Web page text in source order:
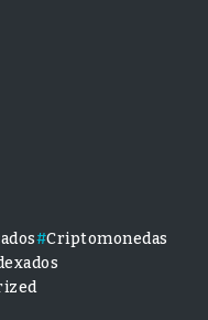
Criptomonedas